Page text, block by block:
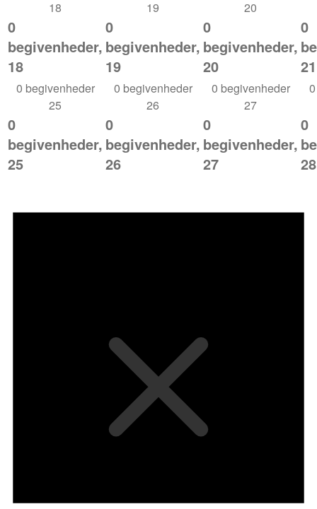
18
0
begivenheder,
18
19
0
begivenheder,
19
20
0
begivenheder,
20
0
21
0 begivenheder
25
0
begivenheder,
25
0 begivenheder
26
0
begivenheder,
26
0 begivenheder
27
0
begivenheder,
27
0
28